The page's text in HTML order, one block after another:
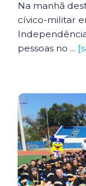
Na manhã
cívico-militar
pessoas no ...